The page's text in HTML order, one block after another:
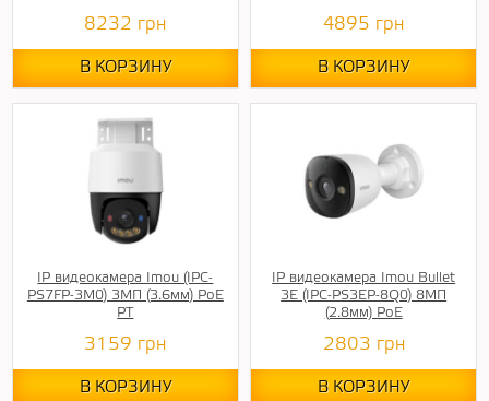
8232 грн
В КОРЗИНУ
4895 грн
В КОРЗИНУ
IP видеокамера Imou (IPC-
PS7FP-3M0) 3МП (3.6мм) PoE
PT
3159 грн
В КОРЗИНУ
IP видеокамера Imou Bullet
3E (IPC-PS3EP-8Q0) 8МП
(2.8мм) PoE
2803 грн
В КОРЗИНУ